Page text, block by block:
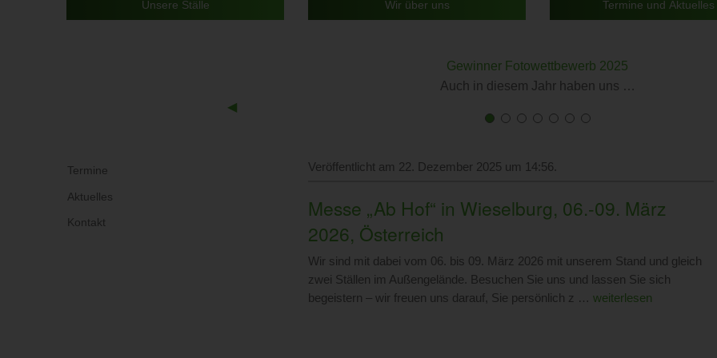
Unsere Ställe Wir über uns Termine und Aktuelles
Gewinner Fotowettbewerb 2025
Auch in diesem Jahr haben uns …
Previous
◀︎
First
Current
First
Current
First
Current
First
Current
First
Current
First
Current
First
Current
Termine
Aktuelles
Kontakt
Veröffentlicht am 22. Dezember 2025 um 14:56.
Messe „Ab Hof“ in Wieselburg, 06.-09. März
2026, Österreich
Wir sind mit dabei vom 06. bis 09. März 2026 mit unserem Stand und gleich
zwei Ställen im Außengelände. Besuchen Sie uns und lassen Sie sich
begeistern – wir freuen uns darauf, Sie persönlich z … weiterlesen